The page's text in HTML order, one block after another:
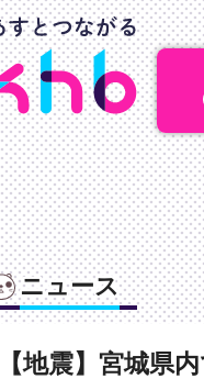
ニュース
【地震】宮城県